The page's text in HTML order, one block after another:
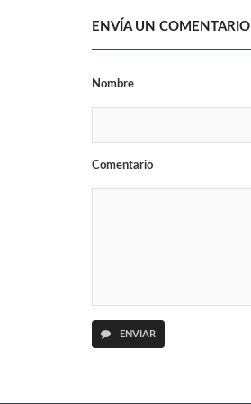
ENVÍA UN COMENTARIO
Nombre
Comentario
ENVIAR